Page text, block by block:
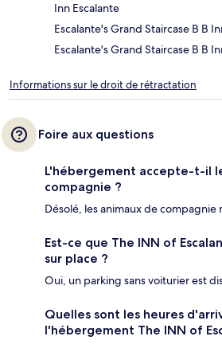
Inn Escalante
Escalante's Grand Staircase B B
Escalante's Grand Staircase B B
Informations sur le droit de rétractation
Foire aux questions
L'hébergement accepte-t-il
compagnie ?
Désolé, les animaux de compagnie
Est-ce que The INN of
sur place ?
Oui, un parking sans voiturier est
Quelles sont les heures
l'hébergement The INN of